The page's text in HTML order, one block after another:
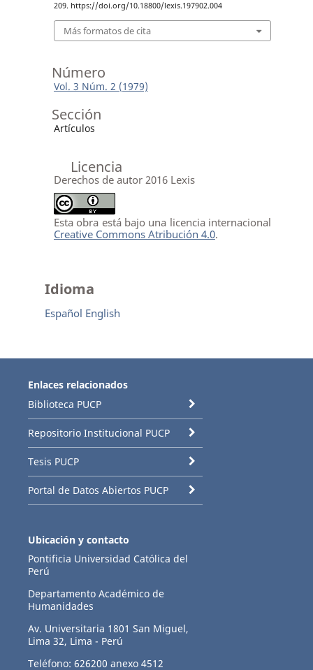
209. https://doi.org/10.18800/lexis.197902.004
Más formatos de cita
Número
Vol. 3 Núm. 2 (1979)
Sección
Artículos
Licencia
Derechos de autor 2016 Lexis
Esta obra está bajo una licencia internacional
Creative Commons Atribución 4.0.
Idioma
Español English
Enlaces relacionados
Biblioteca PUCP
Repositorio Institucional PUCP
Tesis PUCP
Portal de Datos Abiertos PUCP
Ubicación y contacto
Pontificia Universidad Católica del
Perú
Departamento Académico de
Humanidades
Av. Universitaria 1801 San Miguel,
Lima 32, Lima - Perú
Teléfono: 626200 anexo 4512